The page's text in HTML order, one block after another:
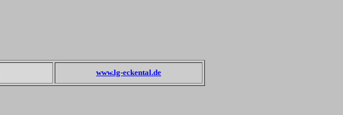
www.lg-eckental.de